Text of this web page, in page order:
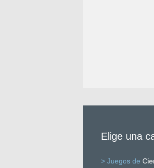
Elige una
> Juegos de